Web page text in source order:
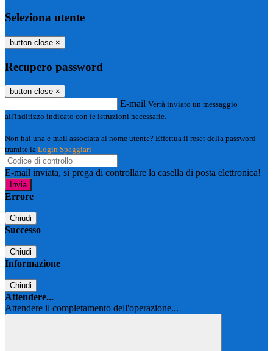
Seleziona utente
button close ×
Recupero password
button close ×
E-mail Verrà inviato un messaggio
all'indirizzo indicato con le istruzioni necessarie.
Non hai una e-mail associata al nome utente? Effettua il reset della password
tramite la Login Spaggiari
E-mail inviata, si prega di controllare la casella di posta elettronica!
Errore
Chiudi
Successo
Chiudi
Informazione
Chiudi
Attendere...
Attendere il completamento dell'operazione...